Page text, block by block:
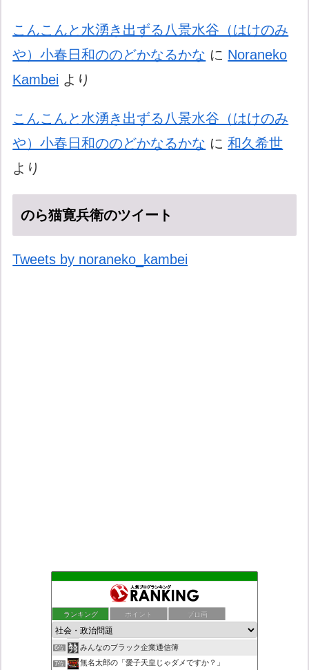
こんこんと水湧き出ずる八景水谷（はけのみ
や）小春日和ののどかなるかな に Noraneko
Kambei より
こんこんと水湧き出ずる八景水谷（はけのみ
や）小春日和ののどかなるかな に和久希世
より
のら猫寛兵衛のツイート
Tweets by noraneko_kambei
ランキング ポイント ブロ画
もえるあじあ
死神タカ位置サナエのオイルショックドクトリン憲法改悪計画！
恥を知れ、恥を
5位 ダリチョコ dalichoko
6位 みんなのブラック企業通信簿
7位 無名太郎の「愛子天皇じゃダメですか？」